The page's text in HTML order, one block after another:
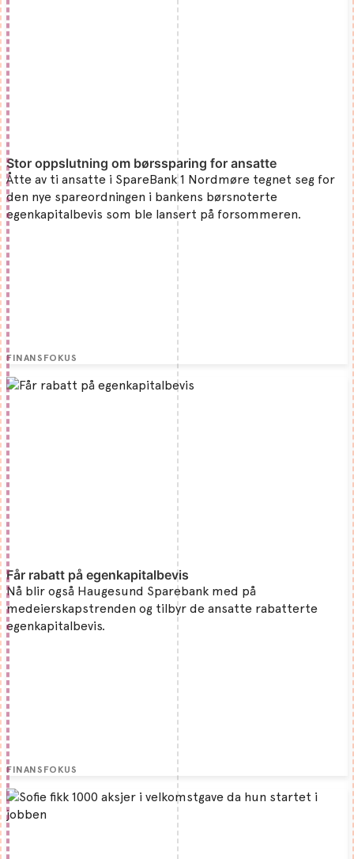
Stor oppslutning om børssparing for ansatte
Åtte av ti ansatte i SpareBank 1 Nordmøre tegnet seg for
den nye spareordningen i bankens børsnoterte
egenkapitalbevis som ble lansert på forsommeren.
FINANSFOKUS
Får rabatt på egenkapitalbevis
Nå blir også Haugesund Sparebank med på
medeierskapstrenden og tilbyr de ansatte rabatterte
egenkapitalbevis.
FINANSFOKUS